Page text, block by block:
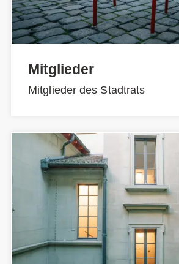
Mitglieder
Mitglieder des Stadtrats